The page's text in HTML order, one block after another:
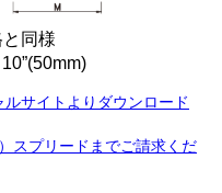
同様
ルサイトよりダウンロード
）スプリードまでご請求くだ